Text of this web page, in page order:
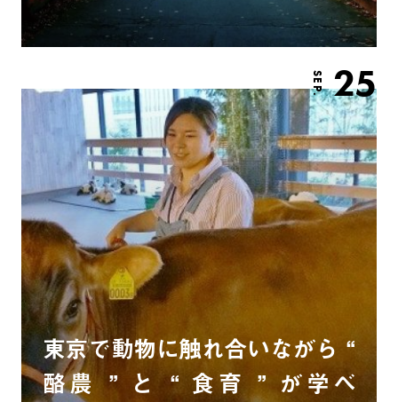
SEP. 25
東京で動物に触れ合いながら “
酪農 ” と “ 食育 ” が学べ